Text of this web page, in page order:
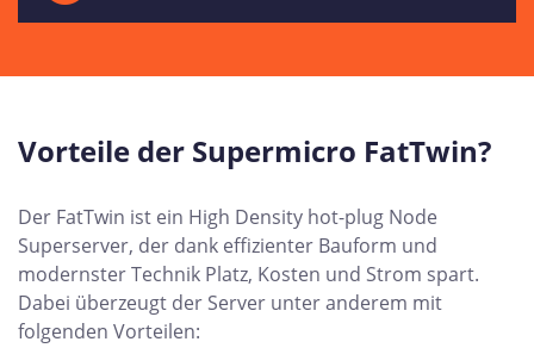
Vorteile der Supermicro FatTwin?
Der FatTwin ist ein High Density hot-plug Node
Superserver, der dank effizienter Bauform und
modernster Technik Platz, Kosten und Strom spart.
Dabei überzeugt der Server unter anderem mit
folgenden Vorteilen: